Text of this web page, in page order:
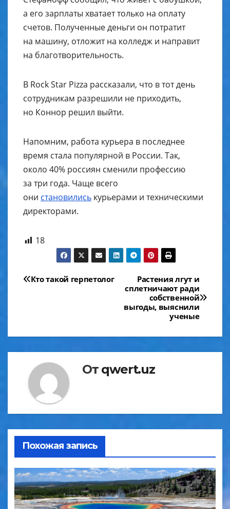
а его зарплаты хватает только на оплату
счетов. Полученные деньги он потратит
на машину, отложит на колледж и направит
на благотворительность.
В Rock Star Pizza рассказали, что в тот день
сотрудникам разрешили не приходить,
но Коннор решил выйти.
Напомним, работа курьера в последнее
время стала популярной в России. Так,
около 40% россиян сменили профессию
за три года. Чаще всего
они становились курьерами и техническими
директорами.
18
Навигация
Растения лгут и
сплетничают ради
собственной
выгоды, выяснили
ученые
Кто такой герпетолог
От qwert.uz
Похожая запись